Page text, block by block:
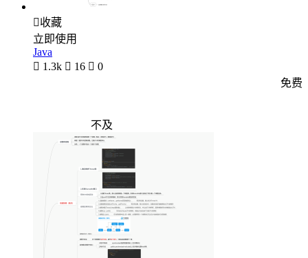
收藏
立即使用
Java
 1.3k  16  0
不及
免费